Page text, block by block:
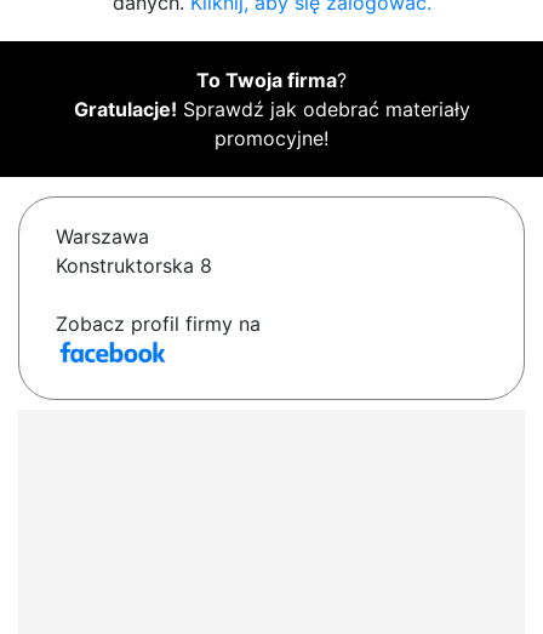
To Twoja firma?
Gratulacje! Sprawdź jak odebrać materiały
promocyjne!
Warszawa
Konstruktorska 8
Zobacz profil firmy na